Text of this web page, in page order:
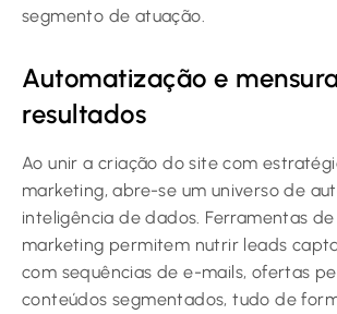
segmento de atuação.
Automatização e
resultados
Ao unir a criação do site com
marketing, abre-se um universo de
inteligência de dados. Ferramentas
marketing permitem nutrir leads
com sequências de e-mails, ofertas
conteúdos segmentados, tudo de